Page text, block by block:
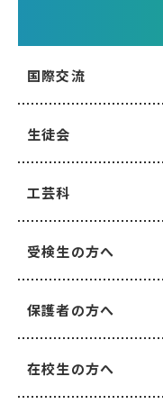
国際交流
生徒会
工芸科
受検生の方へ
保護者の方へ
在校生の方へ